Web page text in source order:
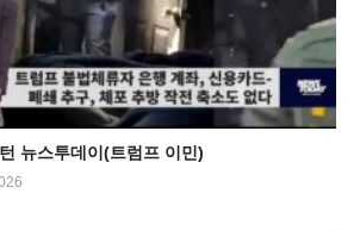
뉴스투데이(트럼프 이민)